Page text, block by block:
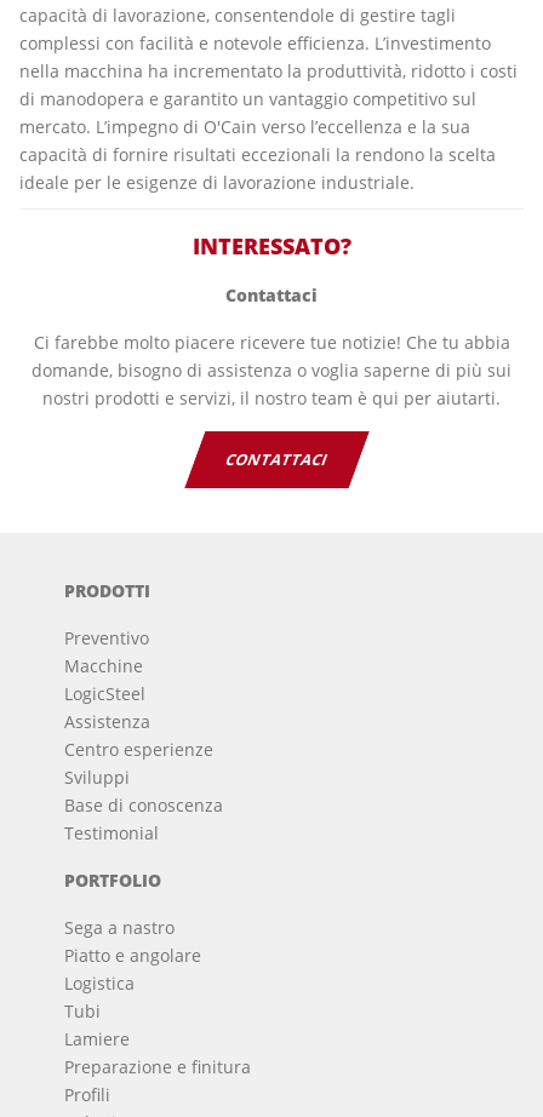
capacità di lavorazione, consentendole di gestire tagli
complessi con facilità e notevole efficienza. L’investimento
nella macchina ha incrementato la produttività, ridotto i costi
di manodopera e garantito un vantaggio competitivo sul
mercato. L’impegno di O'Cain verso l’eccellenza e la sua
capacità di fornire risultati eccezionali la rendono la scelta
ideale per le esigenze di lavorazione industriale.
INTERESSATO?
Contattaci
Ci farebbe molto piacere ricevere tue notizie! Che tu abbia
domande, bisogno di assistenza o voglia saperne di più sui
nostri prodotti e servizi, il nostro team è qui per aiutarti.
CONTATTACI
PRODOTTI
Preventivo
Macchine
LogicSteel
Assistenza
Centro esperienze
Sviluppi
Base di conoscenza
Testimonial
PORTFOLIO
Sega a nastro
Piatto e angolare
Logistica
Tubi
Lamiere
Preparazione e finitura
Profili